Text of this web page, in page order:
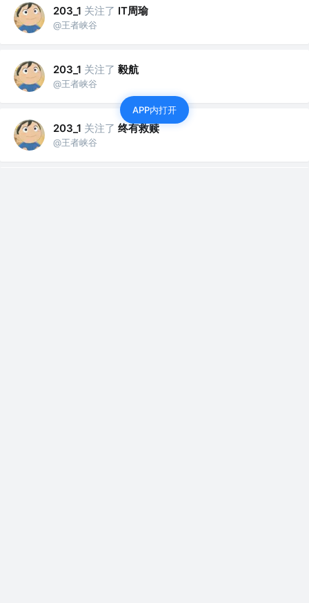
203_1 关注了 IT周瑜
@王者峡谷
203_1 关注了 毅航
@王者峡谷
203_1 关注了 终有救赎
@王者峡谷
APP内打开